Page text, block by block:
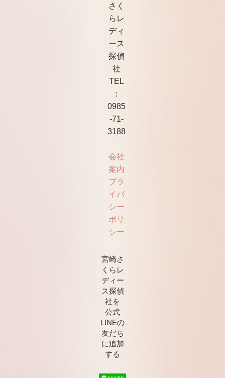
さく
らレ
ディ
ース
探偵
社
TEL
：
0985
-71-
3188
会社
案内
プラ
イバ
シー
ポリ
シー
宮崎さ
くらレ
ディー
ス探偵
社を
公式
LINEの
友だち
に追加
する